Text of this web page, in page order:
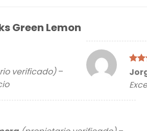
Green Lemon
verificado) –
con